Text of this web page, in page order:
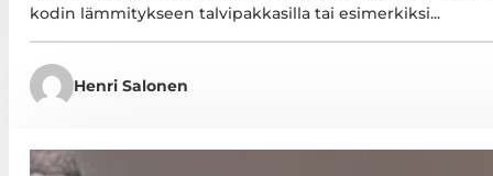
kodin lämmitykseen talvipakkasilla tai esimerkiksi...
Henri Salonen